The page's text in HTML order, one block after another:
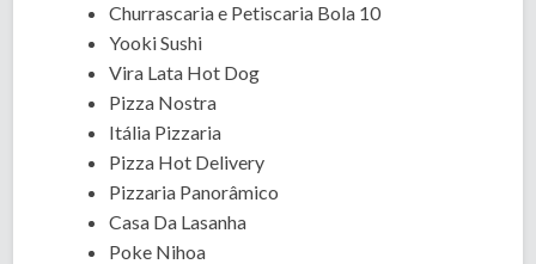
Churrascaria e Petiscaria Bola 10
Yooki Sushi
Vira Lata Hot Dog
Pizza Nostra
Itália Pizzaria
Pizza Hot Delivery
Pizzaria Panorâmico
Casa Da Lasanha
Poke Nihoa